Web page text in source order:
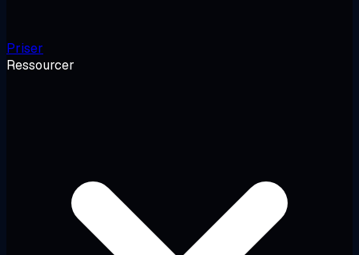
Priser
Ressourcer